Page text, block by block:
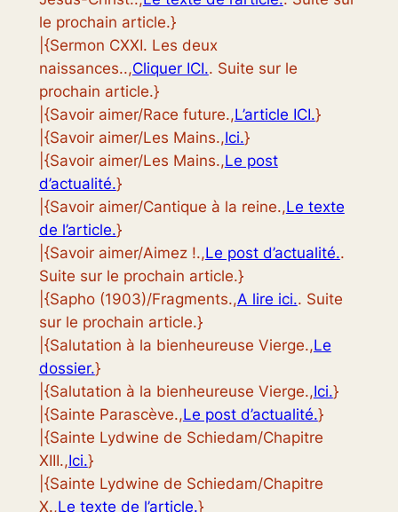
le prochain article.}
|{Sermon CXXI. Les deux
naissances..,Cliquer ICI.. Suite sur le
prochain article.}
|{Savoir aimer/Race future.,L’article ICI.}
|{Savoir aimer/Les Mains.,Ici.}
|{Savoir aimer/Les Mains.,Le post
d’actualité.}
|{Savoir aimer/Cantique à la reine.,Le texte
de l’article.}
|{Savoir aimer/Aimez !.,Le post d’actualité..
Suite sur le prochain article.}
|{Sapho (1903)/Fragments.,A lire ici.. Suite
sur le prochain article.}
|{Salutation à la bienheureuse Vierge.,Le
dossier.}
|{Salutation à la bienheureuse Vierge.,Ici.}
|{Sainte Parascève.,Le post d’actualité.}
|{Sainte Lydwine de Schiedam/Chapitre
XIII.,Ici.}
|{Sainte Lydwine de Schiedam/Chapitre
X.,Le texte de l’article.}